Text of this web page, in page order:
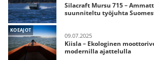
Silacraft Mursu 715 –
suunniteltu työjuhta
KOEAJOT
09.07.2025
Kiisla – Ekologinen
modernilla ajattelulla